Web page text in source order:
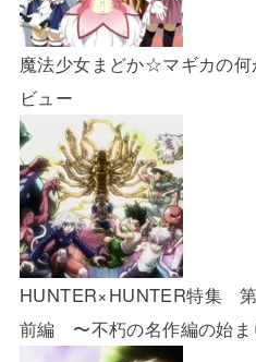
魔法少女まどか☆マギカの何
ビュー
HUNTER×HUNTER特集
前編 〜不朽の名作編の始ま